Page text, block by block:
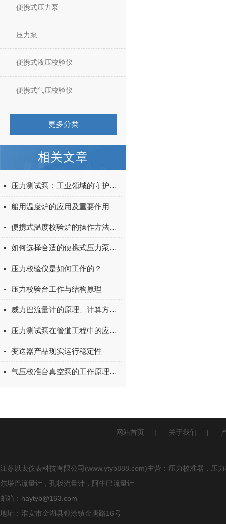
便携式压力泵
压力泵
便携式液压校验仪
便携式气压校验仪
更多分类
相关文章
压力测试泵：工业领域的守护者，确保设备在极限条件下的稳定运行
船用温度炉的应用及重要作用
便携式温度校验炉的操作方法及注意事项
如何选择合适的便携式压力泵？压力范围、介质类型与选型要点
压力校验仪是如何工作的？
压力校验台工作与结构原理
威力巴流量计的原理、计算方法测量方案
压力测试泵在管道工程中的应用：保障新装管道密封性与耐压安全
变送器产品现实运行稳定性
气压校准台真空泵的工作原理与技术特点
网站首页 | 关于我们 |
江苏以太仪表科技有限公司(www.ytyb888.com)主营：压力校准器，压
尔塔巴流量计，孔板流量计，阿牛巴流量计
邮箱： haytyb@163.com
地址：淮安市金湖县银涂镇金唐路16号